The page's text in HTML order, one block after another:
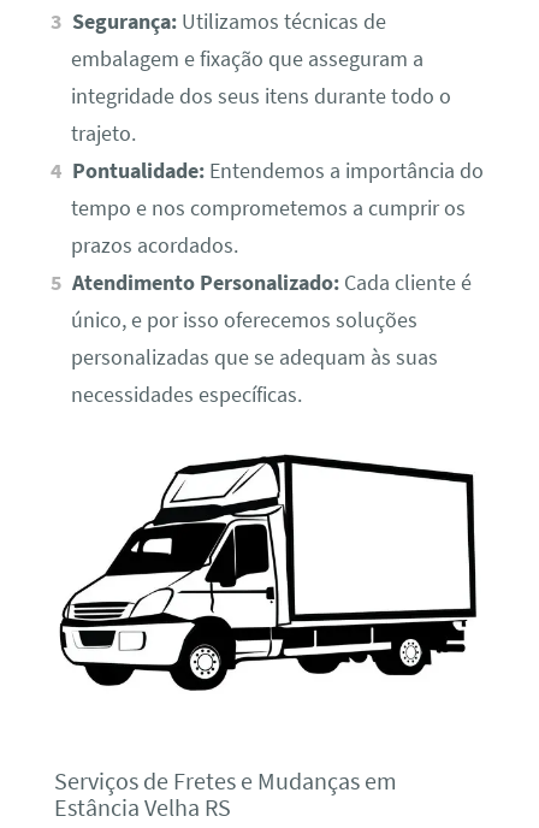
Segurança: Utilizamos técnicas de
embalagem e fixação que asseguram a
integridade dos seus itens durante todo o
trajeto.
Pontualidade: Entendemos a importância do
tempo e nos comprometemos a cumprir os
prazos acordados.
Atendimento Personalizado: Cada cliente é
único, e por isso oferecemos soluções
personalizadas que se adequam às suas
necessidades específicas.
Serviços de Fretes e Mudanças em
Estância Velha RS